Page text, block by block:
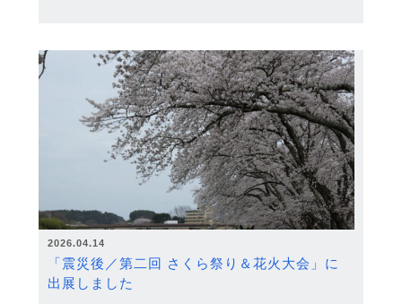
2026.04.14
「震災後／第二回 さくら祭り＆花火大会」に
出展しました